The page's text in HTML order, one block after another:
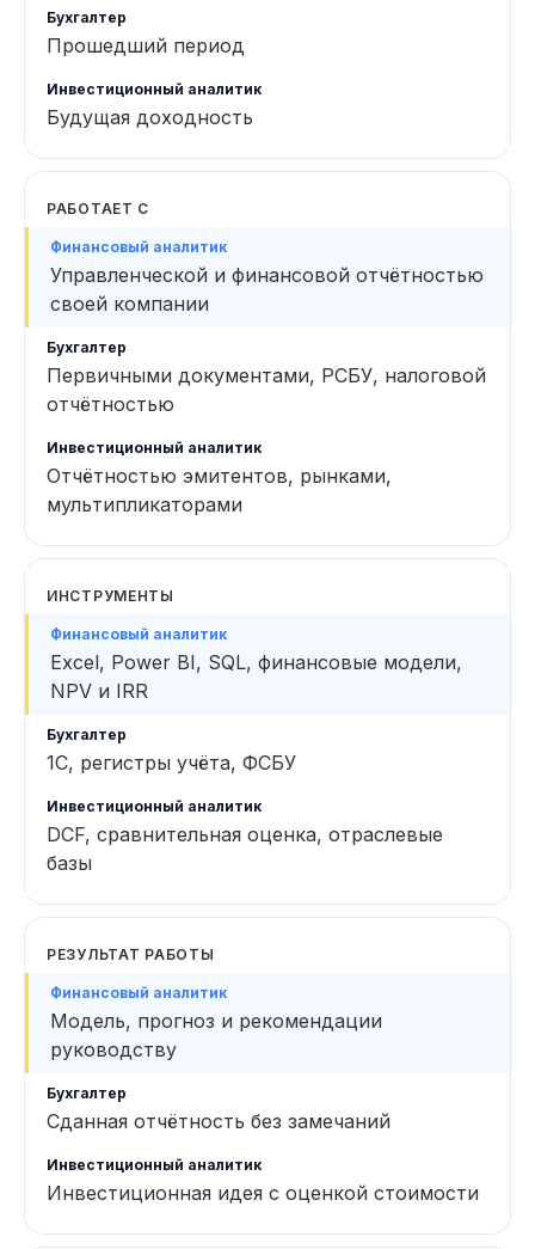
Прошедший период
Будущая доходность
РАБОТАЕТ С
Управленческой и финансовой отчётностью
своей компании
Первичными документами, РСБУ, налоговой
отчётностью
Отчётностью эмитентов, рынками,
мультипликаторами
ИНСТРУМЕНТЫ
Excel, Power BI, SQL, финансовые модели,
NPV и IRR
1С, регистры учёта, ФСБУ
DCF, сравнительная оценка, отраслевые
базы
РЕЗУЛЬТАТ РАБОТЫ
Модель, прогноз и рекомендации
руководству
Сданная отчётность без замечаний
Инвестиционная идея с оценкой стоимости